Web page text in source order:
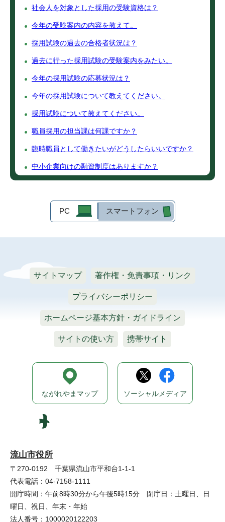
社会人を対象とした採用の受験資格は？
今年の受験案内の内容を教えて。
採用試験の過去の合格者状況は？
過去に行った採用試験の受験案内をみたい。
今年の採用試験の応募状況は？
今年の採用試験について教えてください。
採用試験について教えてください。
職員採用の担当課は何課ですか？
臨時職員として働きたいがどうしたらいいですか？
中小企業向けの融資制度はありますか？
PC スマートフォン
サイトマップ 著作権・免責事項・リンク
プライバシーポリシー
ホームページ基本方針・ガイドライン
サイトの使い方 携帯サイト
流山市役所
〒270-0192 千葉県流山市平和台1-1-1
代表電話：04-7158-1111
開庁時間：午前8時30分から午後5時15分 閉庁日：土曜日、日
曜日、祝日、年末・年始
法人番号：1000020122203
ながれやまマップ ソーシャルメディア